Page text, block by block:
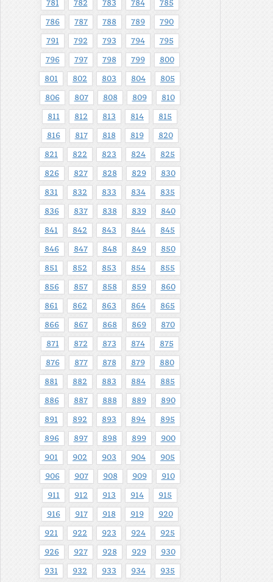
781 782 783 784 785
786 787 788 789 790
791 792 793 794 795
796 797 798 799 800
801 802 803 804 805
806 807 808 809 810
811 812 813 814 815
816 817 818 819 820
821 822 823 824 825
826 827 828 829 830
831 832 833 834 835
836 837 838 839 840
841 842 843 844 845
846 847 848 849 850
851 852 853 854 855
856 857 858 859 860
861 862 863 864 865
866 867 868 869 870
871 872 873 874 875
876 877 878 879 880
881 882 883 884 885
886 887 888 889 890
891 892 893 894 895
896 897 898 899 900
901 902 903 904 905
906 907 908 909 910
911 912 913 914 915
916 917 918 919 920
921 922 923 924 925
926 927 928 929 930
931 932 933 934 935